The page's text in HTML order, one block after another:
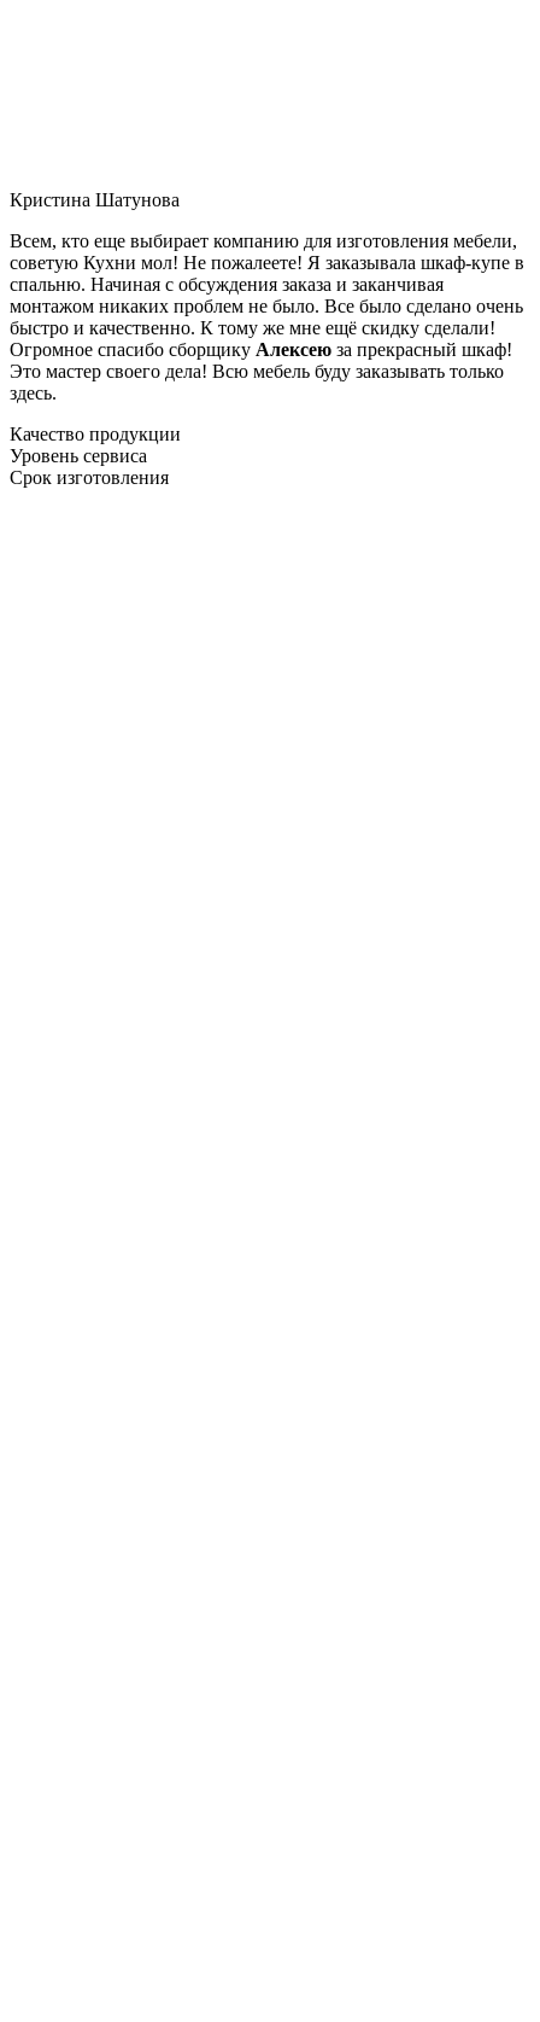
Кристина Шатунова
Всем, кто еще выбирает компанию для изготовления мебели,
советую Кухни мол! Не пожалеете! Я заказывала шкаф-купе в
спальню. Начиная с обсуждения заказа и заканчивая
монтажом никаких проблем не было. Все было сделано очень
быстро и качественно. К тому же мне ещё скидку сделали!
Огромное спасибо сборщику Алексею за прекрасный шкаф!
Это мастер своего дела! Всю мебель буду заказывать только
здесь.
Качество продукции
Уровень сервиса
Срок изготовления